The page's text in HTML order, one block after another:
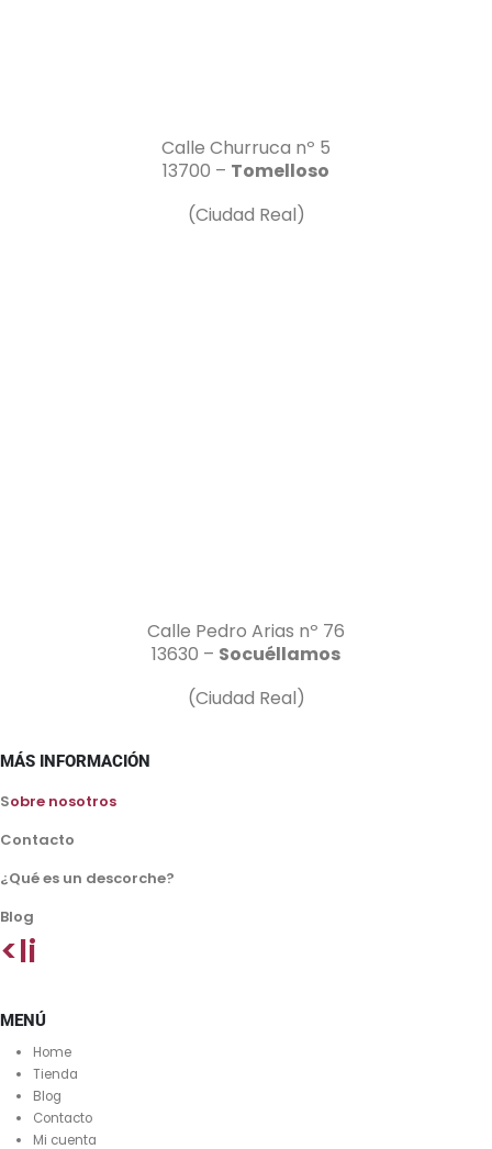
Calle Churruca nº 5
13700 – Tomelloso
(Ciudad Real)
Calle Pedro Arias nº 76
13630 – Socuéllamos
(Ciudad Real)
MÁS INFORMACIÓN
Sobre nosotros
Contacto
¿Qué es un descorche?
Blog
<li
MENÚ
Home
Tienda
Blog
Contacto
Mi cuenta